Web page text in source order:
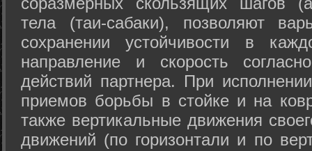
тела (таи-сабаки), позволяют
сохранении устойчивости в
направление и скорость
действий партнера. При
приемов борьбы в стойке и на
также вертикальные движения
движений (по горизонтали и по